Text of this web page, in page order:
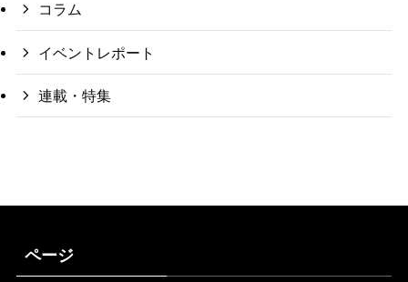
コラム
イベントレポート
連載・特集
ページ